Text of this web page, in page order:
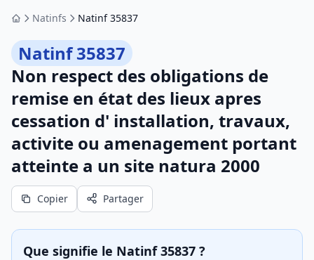
AccueilNatinfs Natinf 35837
Natinf 35837
Non respect des obligations de
remise en état des lieux apres
cessation d' installation, travaux,
activite ou amenagement portant
atteinte a un site natura 2000
Copier Partager
Que signifie le Natinf 35837 ?